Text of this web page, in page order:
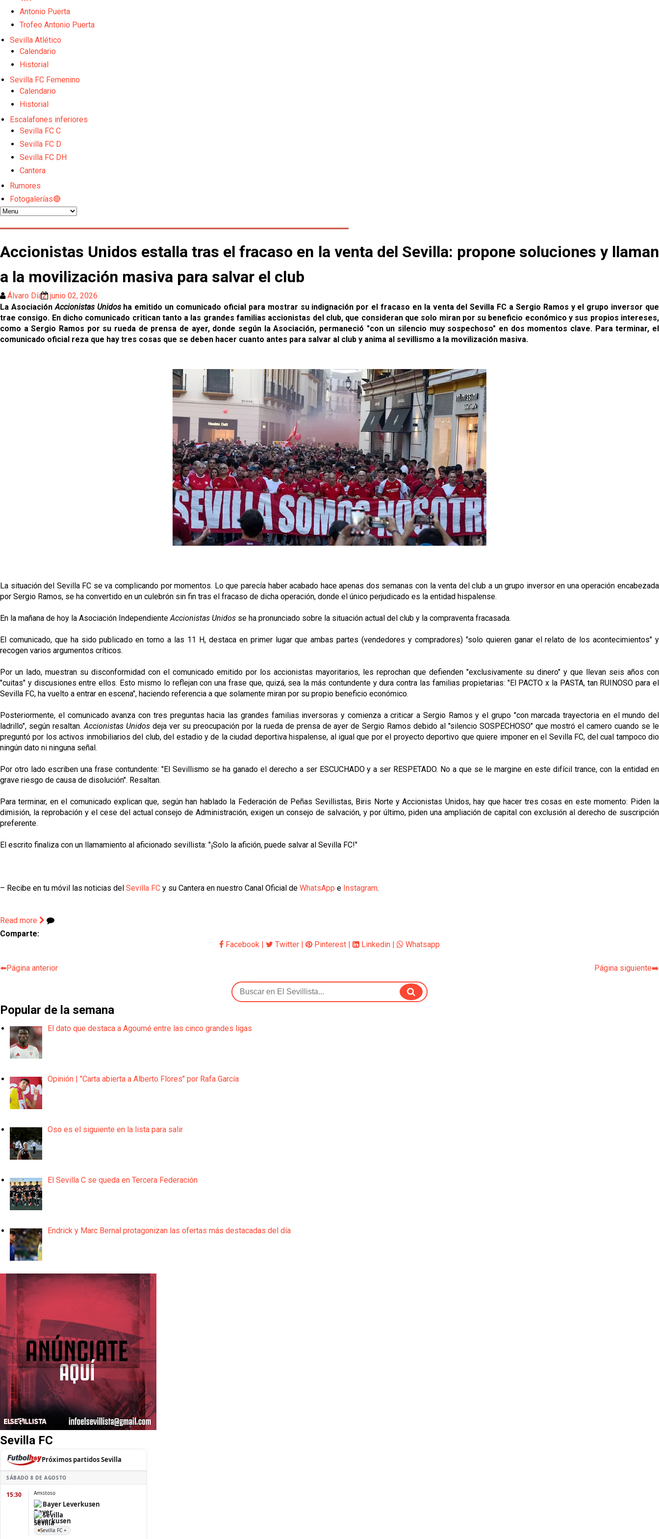
Opinión | "Carta abierta a Alberto Flores" por Rafa García
Análisis I Quién es y cómo juega Fran González
El Sevilla Juvenil A última detalles en Canarias para su debut en la Cantalejo Province Cup
Antonio Puerta
Trofeo Antonio Puerta
Sevilla Atlético
Calendario
Historial
Sevilla FC Femenino
Calendario
Historial
Escalafones inferiores
Sevilla FC C
Sevilla FC D
Sevilla FC DH
Cantera
Rumores
Fotogalerías🔴
Accionistas Unidos estalla tras el fracaso en la venta del Sevilla: propone soluciones y llaman
a la movilización masiva para salvar el club
Álvaro Díaz junio 02, 2026
La AsociaciónAccionistas Unidosha emitido un comunicado oficial para mostrar su indignación por el fracaso en la venta del Sevilla FC a Sergio Ramos y el grupo inversor que
trae consigo. En dicho comunicado critican tanto a las grandes familias accionistas del club, que consideran que solo miran por su beneficio económico y sus propios intereses,
como a Sergio Ramos por su rueda de prensa de ayer, donde según la Asociación, permaneció "con un silencio muy sospechoso" en dos momentos clave. Para terminar, el
comunicado oficial reza que hay tres cosas que se deben hacer cuanto antes para salvar al club y anima al sevillismo a la movilización masiva.
La situación del Sevilla FC se va complicando por momentos. Lo que parecía haber acabado hace apenas dos semanas con la venta del club a un grupo inversor en una operación encabezada
por Sergio Ramos, se ha convertido en un culebrón sin fin tras el fracaso de dicha operación, donde el único perjudicado es la entidad hispalense.
En la mañana de hoy la Asociación IndependienteAccionistas Unidos se ha pronunciado sobre la situación actual del club y la compraventa fracasada.
El comunicado, que ha sido publicado en torno a las 11 H, destaca en primer lugar que ambas partes (vendedores y compradores) "solo quieren ganar el relato de los acontecimientos" y
recogen varios argumentos críticos.
Por un lado, muestran su disconformidad con el comunicado emitido por los accionistas mayoritarios, les reprochan que defienden "exclusivamente su dinero" y que llevan seis años con
"cuitas" y discusiones entre ellos. Esto mismo lo reflejan con una frase que, quizá, sea la más contundente y dura contra las familias propietarias: "El PACTO x la PASTA, tan RUINOSO para el
Sevilla FC, ha vuelto a entrar en escena", haciendo referencia a que solamente miran por su propio beneficio económico.
Posteriormente, el comunicado avanza con tres preguntas hacia las grandes familias inversoras y comienza a criticar a Sergio Ramos y el grupo "con marcada trayectoria en el mundo del
ladrillo", según resaltan.Accionistas Unidos deja ver su preocupación por la rueda de prensa de ayer de Sergio Ramos debido al "silencio SOSPECHOSO" que mostró el camero cuando se le
preguntó por los activos inmobiliarios del club, del estadio y de la ciudad deportiva hispalense, al igual que por el proyecto deportivo que quiere imponer en el Sevilla FC, del cual tampoco dio
ningún dato ni ninguna señal.
Por otro lado escriben una frase contundente: "El Sevillismo se ha ganado el derecho a ser ESCUCHADO y a ser RESPETADO. No a que se le margine en este difícil trance, con la entidad en
grave riesgo de causa de disolución". Resaltan.
Para terminar, en el comunicado explican que, según han hablado la Federación de Peñas Sevillistas, Biris Norte y Accionistas Unidos, hay que hacer tres cosas en este momento: Piden la
dimisión, la reprobación y el cese del actual consejo de Administración, exigen un consejo de salvación, y por último, piden una ampliación de capital con exclusión al derecho de suscripción
preferente.
El escrito finaliza con un llamamiento al aficionado sevillista: "¡Solo la afición, puede salvar al Sevilla FC!"
– Recibe en tu móvil las noticias del Sevilla FC y su Cantera en nuestro Canal Oficial de WhatsApp e Instagram.
Read more
Comparte:
Facebook | Twitter | Pinterest | Linkedin | Whatsapp
⬅️Página anterior Página siguiente➡️
Popular de la semana
El dato que destaca a Agoumé entre las cinco grandes ligas
Opinión | "Carta abierta a Alberto Flores" por Rafa García
Oso es el siguiente en la lista para salir
El Sevilla C se queda en Tercera Federación
Endrick y Marc Bernal protagonizan las ofertas más destacadas del día
Sevilla FC